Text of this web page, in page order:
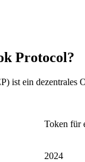
Protocol?
ist ein dezentrales
Token für
2024